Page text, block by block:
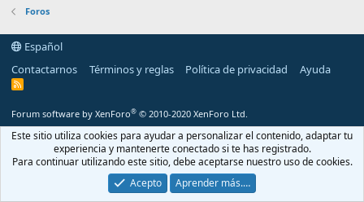
Foros
Español
Contactarnos
Términos y reglas Política de privacidad Ayuda
R
Forum software by XenForo® © 2010-2020 XenForo Ltd.
Este sitio utiliza cookies para ayudar a personalizar el contenido, adaptar tu
experiencia y mantenerte conectado si te has registrado.
Para continuar utilizando este sitio, debe aceptarse nuestro uso de cookies.
Acepto
Aprender más.…